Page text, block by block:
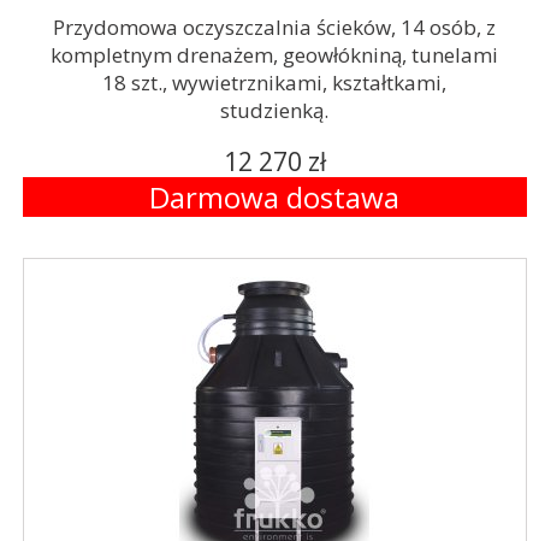
Przydomowa oczyszczalnia ścieków, 14 osób, z
kompletnym drenażem, geowłókniną, tunelami
18 szt., wywietrznikami, kształtkami,
studzienką.
12 270 zł
Darmowa dostawa